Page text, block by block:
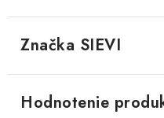
Značka SIEVI
Hodnotenie